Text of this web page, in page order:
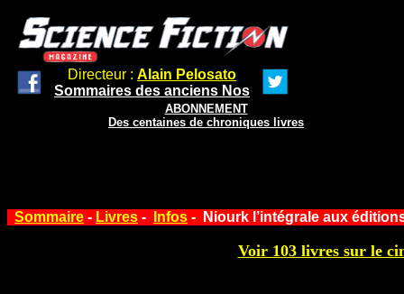
Directeur : Alain Pelosato
Sommaires des anciens Nos
ABONNEMENT
Des centaines de chroniques livres
Sommaire - Livres - Infos - Niourk l’intégrale aux
Voir 103 livres sur le